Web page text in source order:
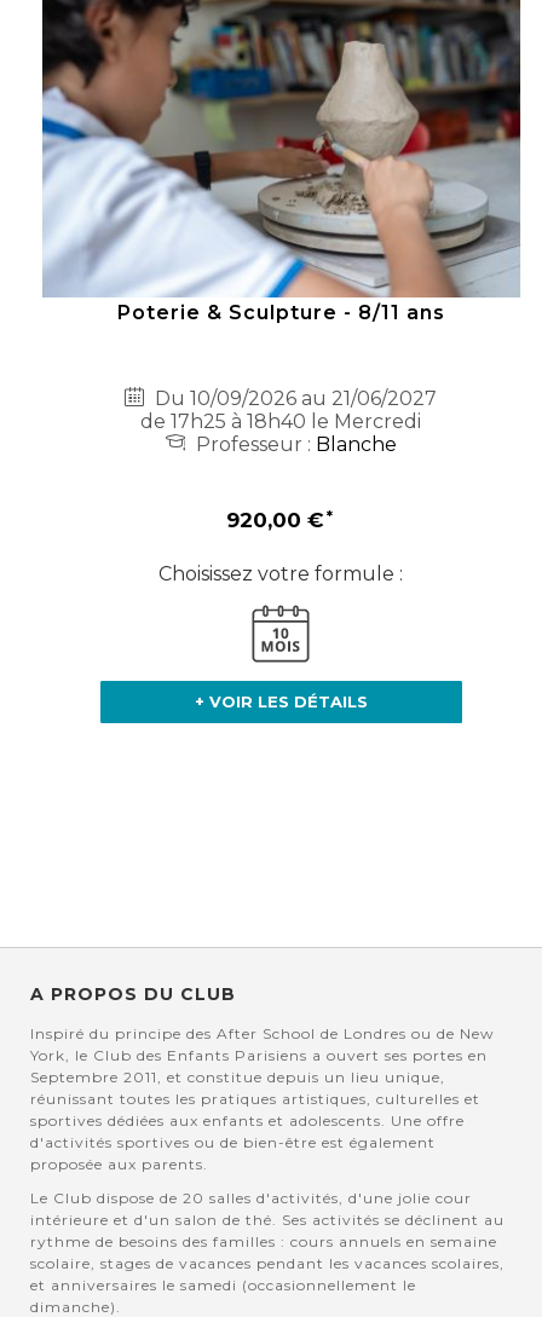
Poterie & Sculpture - 8/11 ans
Du 10/09/2026 au 21/06/2027
de 17h25 à 18h40 le Mercredi
Professeur : Blanche
920,00 €
Choisissez votre formule :
+ VOIR LES DÉTAILS
A PROPOS DU CLUB
Inspiré du principe des After School de Londres ou de New
York, le Club des Enfants Parisiens a ouvert ses portes en
Septembre 2011, et constitue depuis un lieu unique,
réunissant toutes les pratiques artistiques, culturelles et
sportives dédiées aux enfants et adolescents. Une offre
d'activités sportives ou de bien-être est également
proposée aux parents.
Le Club dispose de 20 salles d'activités, d'une jolie cour
intérieure et d'un salon de thé. Ses activités se déclinent au
rythme de besoins des familles : cours annuels en semaine
scolaire, stages de vacances pendant les vacances scolaires,
et anniversaires le samedi (occasionnellement le
dimanche).